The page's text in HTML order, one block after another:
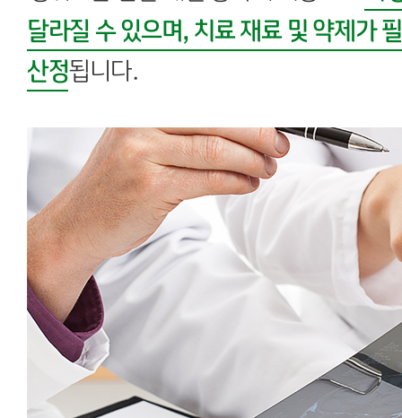
달라질 수 있으며, 치료 재료 및 약제가
산정됩니다.